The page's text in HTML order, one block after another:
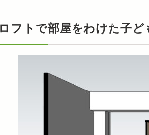
ロフトで部屋をわけた子ど